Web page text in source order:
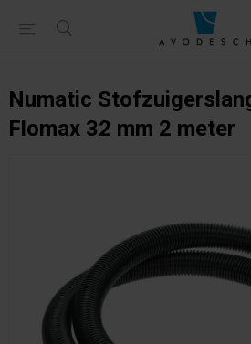
Numatic
Flomax 32 mm 2 meter